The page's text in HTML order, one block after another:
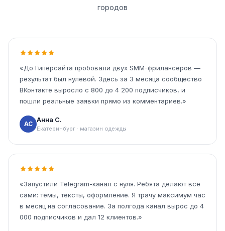
городов
«До Гиперсайта пробовали двух SMM-фрилансеров —
результат был нулевой. Здесь за 3 месяца сообщество
ВКонтакте выросло с 800 до 4 200 подписчиков, и
пошли реальные заявки прямо из комментариев.»
АС
Анна С.
Екатеринбург · магазин одежды
«Запустили Telegram-канал с нуля. Ребята делают всё
сами: темы, тексты, оформление. Я трачу максимум час
в месяц на согласование. За полгода канал вырос до 4
000 подписчиков и дал 12 клиентов.»